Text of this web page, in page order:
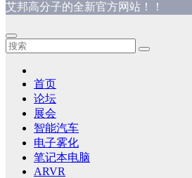
艾邦高分子的全新官方网站！！
首页
论坛
展会
智能汽车
电子雾化
笔记本电脑
ARVR